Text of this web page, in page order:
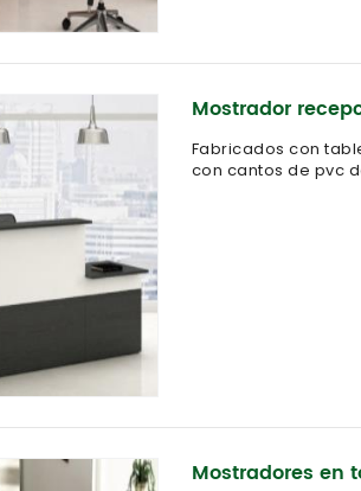
Mostrador
Fabricados con
con cantos de pvc
Mostradores en